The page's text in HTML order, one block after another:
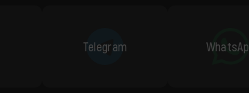
Telegram